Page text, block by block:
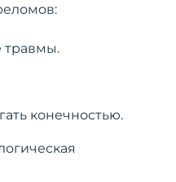
травмы.
конечностью.